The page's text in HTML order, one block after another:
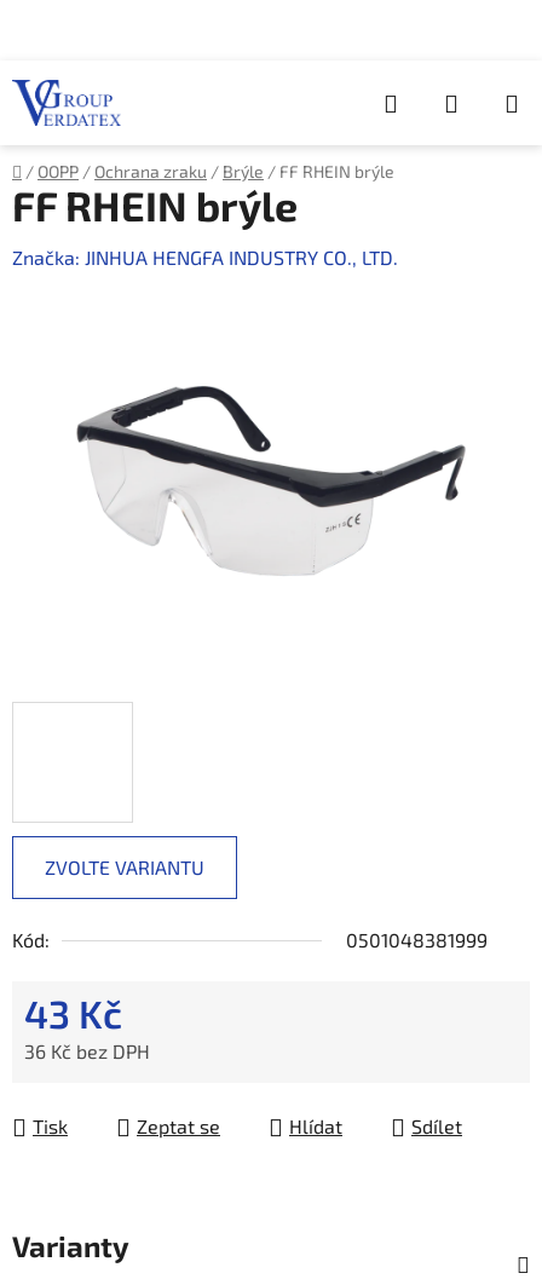
Hledat
KOŠÍK
Domů
/ OOPP / Ochrana zraku / Brýle / FF RHEIN brýle
ZVOLTE VARIANTU
Kód: 0501048381999
43 Kč
36 Kč bez DPH
Tisk
Zeptat se Hlídat Sdílet
FF RHEIN brýle
Značka: JINHUA HENGFA INDUSTRY CO., LTD.
Varianty